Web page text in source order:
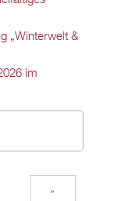
„Winterwelt &
im
»